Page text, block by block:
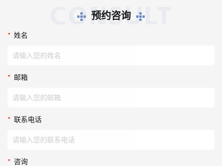
预约咨询
CONSULT
*姓名
*邮箱
*联系电话
*咨询